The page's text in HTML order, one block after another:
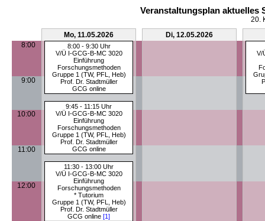
Veranstaltungsplan aktuelles
20.
Mo, 11.05.2026
Di, 12.05.2026
8:00
8:00 - 9:30 Uhr
V/Ü I-GCG-B-MC 3020
Einführung
Forschungsmethoden
Gruppe 1 (TW, PFL, Heb)
Prof. Dr. Stadtmüller
GCG online
V/
9:00
9:45 - 11:15 Uhr
V/Ü I-GCG-B-MC 3020
Einführung
Forschungsmethoden
Gruppe 1 (TW, PFL, Heb)
Prof. Dr. Stadtmüller
GCG online
10:00
11:00
11:30 - 13:00 Uhr
V/Ü I-GCG-B-MC 3020
Einführung
Forschungsmethoden
* Tutorium
Gruppe 1 (TW, PFL, Heb)
Prof. Dr. Stadtmüller
GCG online [1]
12:00